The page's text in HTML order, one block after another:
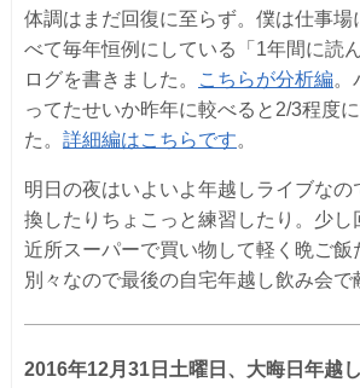
体調はまだ回復に至らず。僕は仕事場
べて毎年恒例にしている「1年間に読
ログを書きました。
こちらが分析編。
ってたせいか昨年に較べると2/3程度
た。 詳細編はこちらです。
明日の夜はいよいよ年越しライブなの
換したりちょこっと練習したり。少し
近所スーパーで買い物して軽く晩ご飯
別々なので最後の自宅年越し飲み会で
2016年12月31日土曜日、大晦日年越